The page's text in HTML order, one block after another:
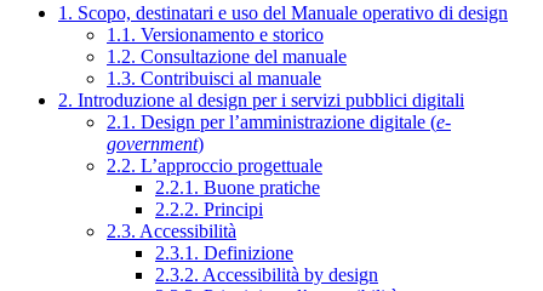
1. Scopo, destinatari e uso del Manuale operativo di design
1.1. Versionamento e storico
1.2. Consultazione del manuale
1.3. Contribuisci al manuale
2. Introduzione al design per i servizi pubblici digitali
2.1. Design per l’amministrazione digitale (e-
government)
2.2. L’approccio progettuale
2.2.1. Buone pratiche
2.2.2. Principi
2.3. Accessibilità
2.3.1. Definizione
2.3.2. Accessibilità by design